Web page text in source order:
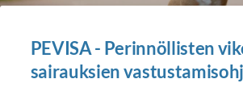
PEVISA - Perinnöllisten
sairauksien